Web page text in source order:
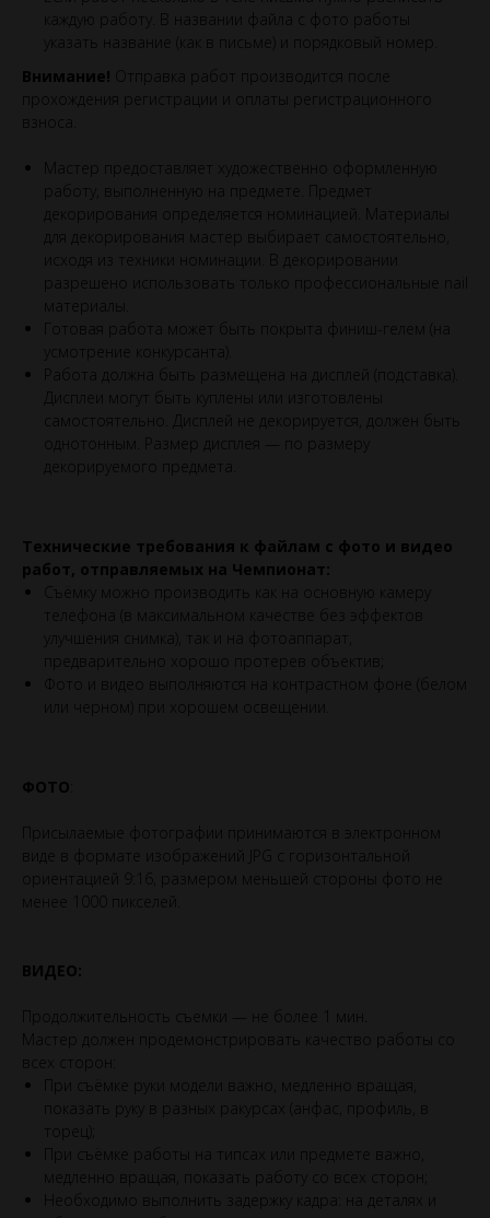
каждую работу. В названии файла с фото работы
указать название (как в письме) и порядковый номер.
Внимание!
Отправка работ производится после
прохождения регистрации и оплаты регистрационного
Мастер предоставляет художественно оформленную
работу, выполненную на предмете. Предмет
декорирования определяется номинацией. Материалы
для декорирования мастер выбирает самостоятельно,
исходя из техники номинации. В декорировании
разрешено использовать только профессиональные nail
материалы.
Готовая работа может быть покрыта финиш-гелем (на
усмотрение конкурсанта).
Работа должна быть размещена на дисплей (подставка).
Дисплеи могут быть куплены или изготовлены
самостоятельно. Дисплей не декорируется, должен быть
однотонным. Размер дисплея — по размеру
декорируемого предмета.
Технические требования к файлам с фото и видео
работ, отправляемых на Чемпионат:
Съёмку можно производить как на основную камеру
телефона (в максимальном качестве без эффектов
улучшения снимка), так и на фотоаппарат,
предварительно хорошо протерев объектив;
Фото и видео выполняются на контрастном фоне (белом
или черном) при хорошем освещении.
ФОТО
Присылаемые фотографии принимаются в электронном
виде в формате изображений JPG с горизонтальной
ориентацией 9:16, размером меньшей стороны фото не
ВИДЕО:
Продолжительность съемки — не более 1 мин.
Мастер должен продемонстрировать качество работы со
всех сторон:
показать руку в разных ракурсах (анфас, профиль, в
торец);
При съёмке работы на типсах или предмете важно,
медленно вращая, показать работу со всех сторон;
Необходимо выполнить задержку кадра: на деталях и